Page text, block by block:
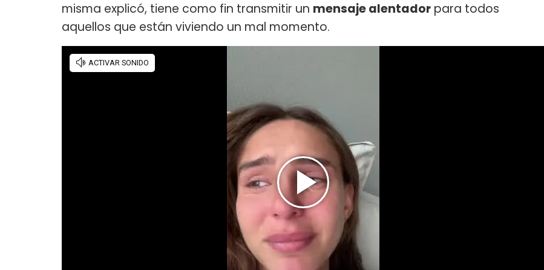
misma explicó, tiene como fin transmitir un mensaje alentador para todos
aquellos que están viviendo un mal momento.